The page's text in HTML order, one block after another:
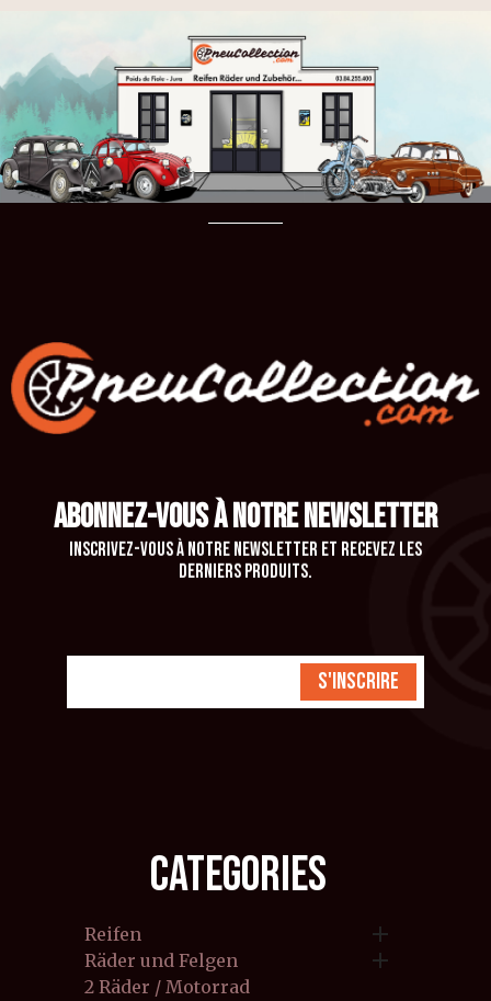
ABONNEZ-VOUS À NOTRE NEWSLETTER
Inscrivez-vous à notre newsletter et recevez les
derniers produits.
S'inscrire
CATEGORIES
Reifen 
Räder und Felgen 
2 Räder / Motorrad